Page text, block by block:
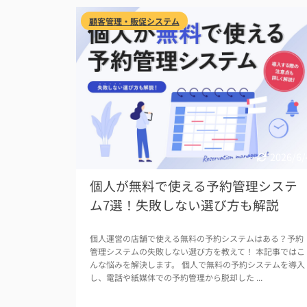
顧客管理・販促システム
個人が無料で使える予約管理システ
ム7選！失敗しない選び方も解説
個人運営の店舗で使える無料の予約システムはある？予約
管理システムの失敗しない選び方を教えて！ 本記事ではこ
んな悩みを解決します。 個人で無料の予約システムを導入
し、電話や紙媒体での予約管理から脱却した ...